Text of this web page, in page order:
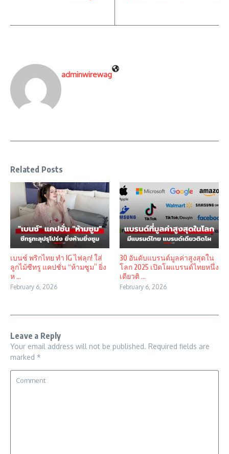
adminwirewag
Related Posts
เบนซ์ พริกไทย ทำ IG ไฟลุก! ใส่
ลูกไม้ซีทรู แคปชั่น “ห้ามซูม” ยิ่ง
ห ...
February 6, 2026
30 อันดับแบรนด์มูลค่าสูงสุดใน
โลก 2025 เปิดโผแบรนด์ไทยหนึ่ง
เดียวติ ...
February 6, 2026
Leave a Reply
Your email address will not be published. Required fields are
marked *